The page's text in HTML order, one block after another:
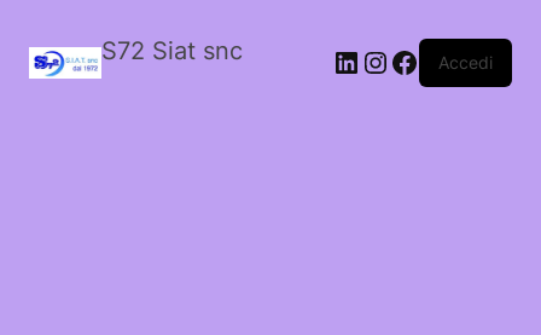
S72 Siat snc LinkedIn
Instagram
Facebook
Accedi